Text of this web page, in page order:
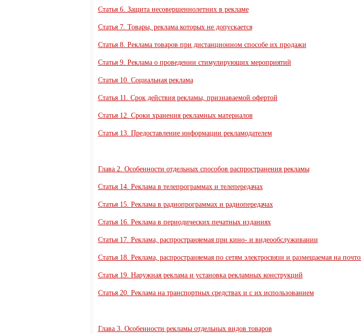
Статья 6. Защита несовершеннолетних в рекламе
Статья 7. Товары, реклама которых не допускается
Статья 8. Реклама товаров при дистанционном способе их продажи
Статья 9. Реклама о проведении стимулирующих мероприятий
Статья 10. Социальная реклама
Статья 11. Срок действия рекламы, признаваемой офертой
Статья 12. Сроки хранения рекламных материалов
Статья 13. Предоставление информации рекламодателем
Глава 2. Особенности отдельных способов распространения рекламы
Статья 14. Реклама в телепрограммах и телепередачах
Статья 15. Реклама в радиопрограммах и радиопередачах
Статья 16. Реклама в периодических печатных изданиях
Статья 17. Реклама, распространяемая при кино- и видеообслуживании
Статья 18. Реклама, распространяемая по сетям электросвязи и размещаемая на
Статья 19. Наружная реклама и установка рекламных конструкций
Статья 20. Реклама на транспортных средствах и с их использованием
Глава 3. Особенности рекламы отдельных видов товаров